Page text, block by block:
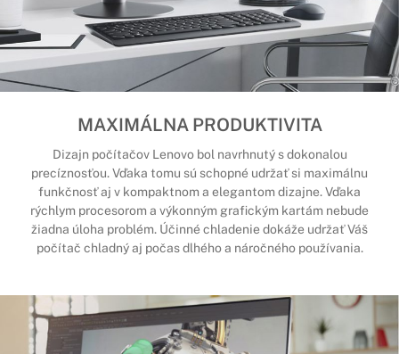
MAXIMÁLNA PRODUKTIVITA
Dizajn počítačov Lenovo bol navrhnutý s dokonalou
precíznosťou. Vďaka tomu sú schopné udržať si maximálnu
funkčnosť aj v kompaktnom a elegantom dizajne. Vďaka
rýchlym procesorom a výkonným grafickým kartám nebude
žiadna úloha problém. Účinné chladenie dokáže udržať Váš
počítač chladný aj počas dlhého a náročného používania.